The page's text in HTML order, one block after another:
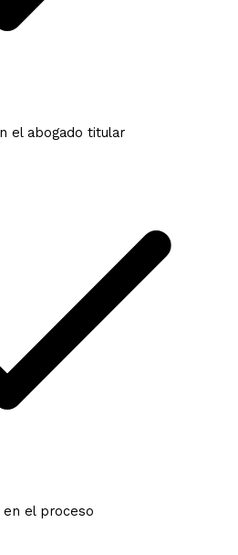
el abogado titular
el proceso